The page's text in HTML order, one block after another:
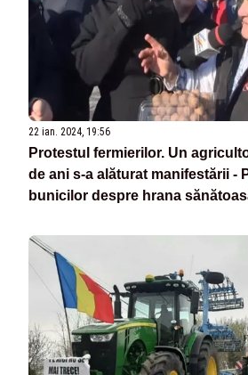
22 ian. 2024, 19:56
Protestul fermierilor. Un
de ani s-a alăturat manifestării -
bunicilor despre hrana